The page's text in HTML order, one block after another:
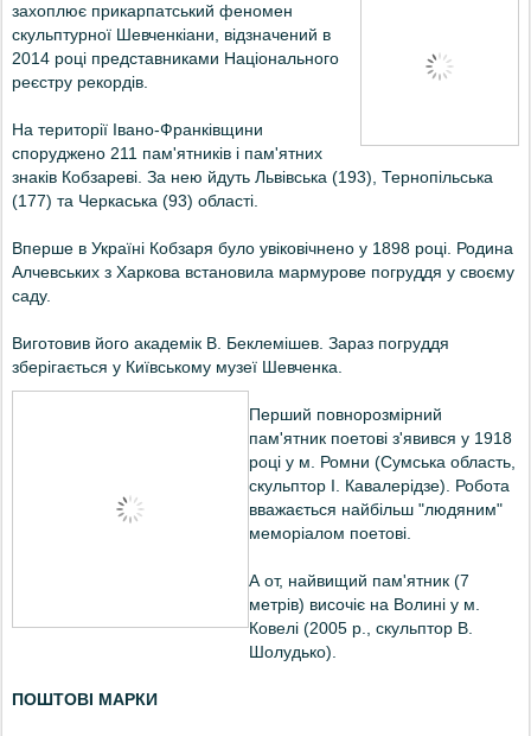
захоплює прикарпатський феномен
скульптурної Шевченкіани, відзначений в
2014 році представниками Національного
реєстру рекордів.
На території Івано-Франківщини
споруджено 211 пам'ятників і пам'ятних
знаків Кобзареві. За нею йдуть Львівська (193), Тернопільська
(177) та Черкаська (93) області.
Вперше в Україні Кобзаря було увіковічнено у 1898 році. Родина
Алчевських з Харкова встановила мармурове погруддя у своєму
саду.
Виготовив його академік В. Беклемішев. Зараз погруддя
зберігається у Київському музеї Шевченка.
Перший повнорозмірний
пам'ятник поетові з'явився у 1918
році у м. Ромни (Сумська область,
скульптор І. Кавалерідзе). Робота
вважається найбільш "людяним"
меморіалом поетові.
А от, найвищий пам'ятник (7
метрів) височіє на Волині у м.
Ковелі (2005 р., скульптор В.
Шолудько).
ПОШТОВІ МАРКИ